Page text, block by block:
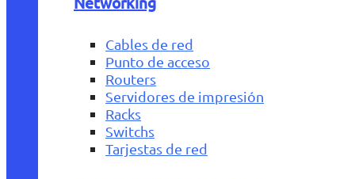
Cables de red
Punto de acceso
Routers
Servidores de impresión
Racks
Switchs
Tarjestas de red